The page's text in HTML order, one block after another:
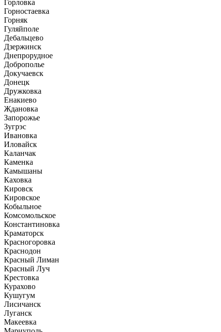
Горловка
Горностаевка
Горняк
Гуляйполе
Дебальцево
Дзержинск
Днепрорудное
Доброполье
Докучаевск
Донецк
Дружковка
Енакиево
Ждановка
Запорожье
Зугрэс
Ивановка
Иловайск
Каланчак
Каменка
Камышаны
Каховка
Кировск
Кировское
Кобыльное
Комсомольское
Константиновка
Краматорск
Красногоровка
Краснодон
Красный Лиман
Красный Луч
Крестовка
Курахово
Кушугум
Лисичанск
Луганск
Макеевка